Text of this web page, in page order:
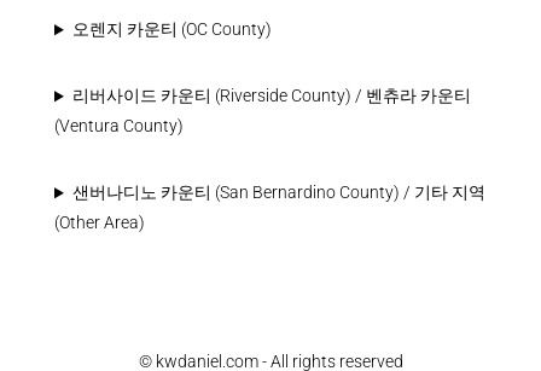
오렌지 카운티 (OC County)
리버사이드 카운티 (Riverside County) / 벤츄라 카운티
(Ventura County)
샌버나디노 카운티 (San Bernardino County) / 기타 지역
(Other Area)
© kwdaniel.com - All rights reserved